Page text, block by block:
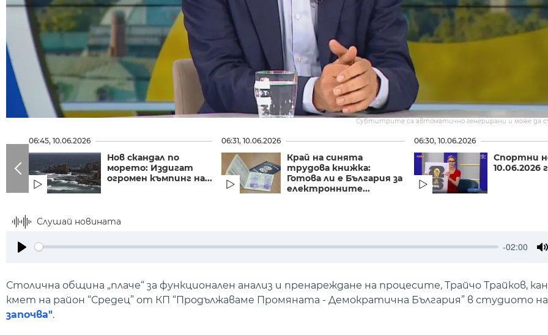
Субтитрите са автоматично генерирани и може да
06:45, 10.06.2026
Нов скандал по
морето: Издигат
огромен къмпинг на...
06:31, 10.06.2026
Край на синята
трудова книжка:
Готова ли е България за
електронните...
06:30, 10.06.2026
Спортни
10.06.2026
Слушай новината
-02:00
Столична община „плаче“ за функционален анализ и пренареждане на процесите, Трайчо Трайков,
кмет на район “Средец” от КП “Продължаваме Промяната - Демократична България” в студиото на
започва".